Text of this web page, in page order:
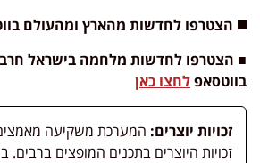
◼️ הצטרפו לחדשות מהארץ ומהעולם
■ הצטרפו לחדשות מלחמה בישראל
בווטסאפלחצו כאן
זכויות יוצרים: המערכת משקיעה
זכויות היוצרים בתכנים המופצים ברבים.